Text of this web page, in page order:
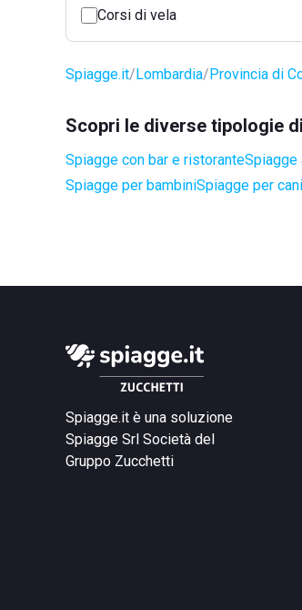
Corsi di vela
Spiagge.it Lombardia Provincia di
Scopri le diverse tipologie
Spiagge con bar e ristorante
Spiagge per bambiniSpiagge per cani
Spiagge.it è una soluzione
Spiagge Srl Società del
Gruppo Zucchetti